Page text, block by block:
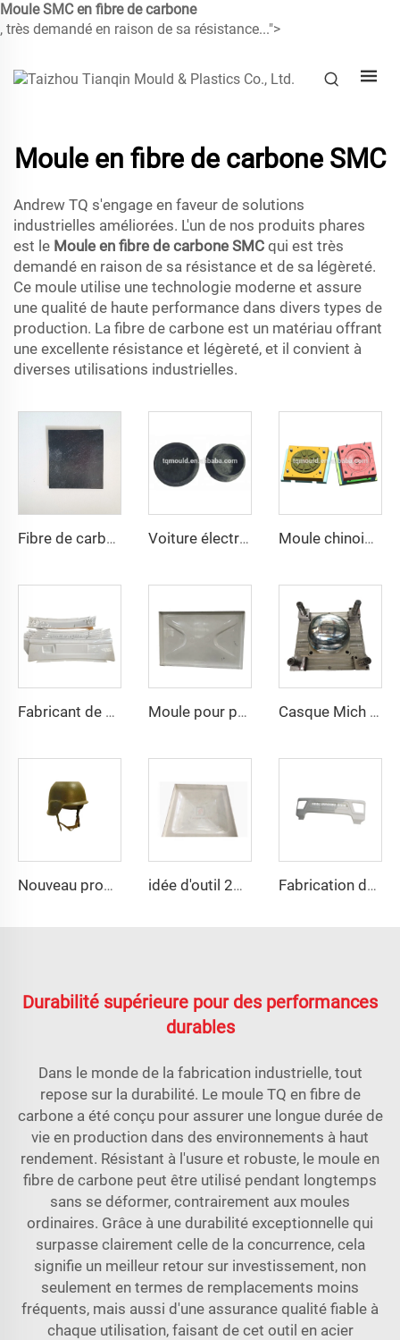
Moule SMC en fibre de carbone
, très demandé en raison de sa résistance...">
Moule en fibre de carbone SMC
Andrew TQ s'engage en faveur de solutions
industrielles améliorées. L'un de nos produits phares
est le Moule en fibre de carbone SMC qui est très
demandé en raison de sa résistance et de sa légèreté.
Ce moule utilise une technologie moderne et assure
une qualité de haute performance dans divers types de
production. La fibre de carbone est un matériau offrant
une excellente résistance et légèreté, et il convient à
diverses utilisations industrielles.
Fibre de carbone SMC plate avec différentes épaisseurs pour test Voiture électrique à roue en fibre de carbone et moule SMC Moule chinois pour roue de voiture en fibre de carbone
Fabricant de moules de précision sur mesure Moule pour carter Moule pour pièces automobiles / Moule Moule pour panneau d'eau SMC à la vente, moule de compression SMC avec prix compétitif Casque Mich Taizhou Fabricant de Moules Moule à Casque en Plastique Moule
Nouveau produit, moule de casque moto sur mesure idée d'outil 2023 pour moule de panneau de réservoir d'eau SMC Fabrication de pièces extérieures automobiles en plastique injecté de haute qualité pour pare-boue arrière
Durabilité supérieure pour des performances
durables
Dans le monde de la fabrication industrielle, tout
repose sur la durabilité. Le moule TQ en fibre de
carbone a été conçu pour assurer une longue durée de
vie en production dans des environnements à haut
rendement. Résistant à l'usure et robuste, le moule en
fibre de carbone peut être utilisé pendant longtemps
sans se déformer, contrairement aux moules
ordinaires. Grâce à une durabilité exceptionnelle qui
surpasse clairement celle de la concurrence, cela
signifie un meilleur retour sur investissement, non
seulement en termes de remplacements moins
fréquents, mais aussi d'une assurance qualité fiable à
chaque utilisation, faisant de cet outil en acier